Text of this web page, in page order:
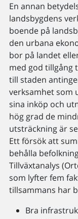
En annan
landsbygdens
boende på
den urbana
bor på landet
med god tillgång
till staden
verksamhet som
sina inköp och
hög grad de
utsträckning är
Ett försök att
behålla
Tillväxtanalys
som lyfter fem
tillsammans har
Bra